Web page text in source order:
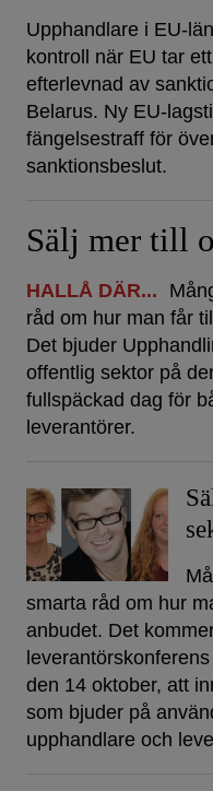
Upphandlare i EU-
kontroll när EU tar
efterlevnad av
Belarus. Ny EU-
fängelsestraff för
sanktionsbeslut.
Sälj mer till
HALLÅ DÄR...
råd om hur man får
Det bjuder
offentlig sektor på
fullspäckad dag för
leverantörer.
smarta råd om hur
anbudet. Det
den 14 oktober, att
som bjuder på
upphandlare och